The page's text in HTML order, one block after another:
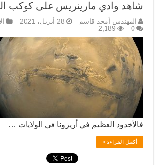
شاهد وادي مارينريس على كوكب
المهندس أمجد قاسم 28 أبريل، 2021
0
2,189
فالأخدود العظيم في أريزونا في الولايات …
أكمل القراءة »